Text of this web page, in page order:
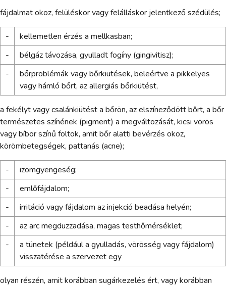
fájdalmat okoz, felüléskor vagy felálláskor jelentkező szédülés;
-
kellemetlen érzés a mellkasban;
-
bélgáz távozása, gyulladt fogíny (gingivitisz);
-
bőrproblémák vagy bőrkiütések, beleértve a pikkelyes
vagy hámló bőrt, az allergiás bőrkiütést,
a fekélyt vagy csalánkiütést a bőrön, az elszíneződött bőrt, a bőr
természetes színének (pigment) a megváltozását, kicsi vörös
vagy bíbor színű foltok, amit bőr alatti bevérzés okoz,
körömbetegségek, pattanás (acne);
-
izomgyengeség;
-
emlőfájdalom;
-
irritáció vagy fájdalom az injekció beadása helyén;
-
az arc megduzzadása, magas testhőmérséklet;
-
a tünetek (például a gyulladás, vörösség vagy fájdalom)
visszatérése a szervezet egy
olyan részén, amit korábban sugárkezelés ért, vagy korábban